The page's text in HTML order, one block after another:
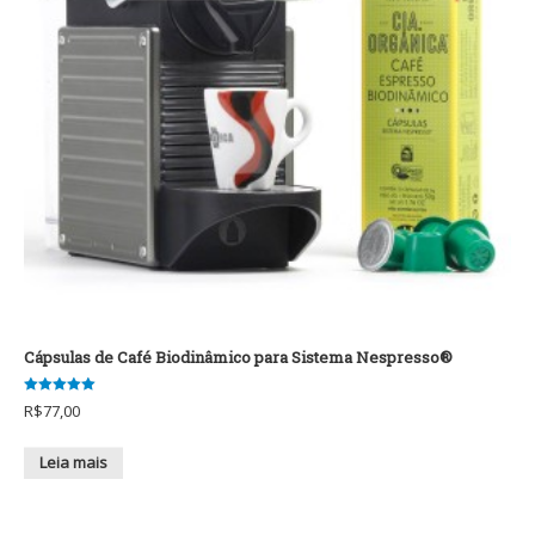
Cápsulas de Café Biodinâmico para Sistema Nespresso®
5
de 5
R$77,00
Leia mais